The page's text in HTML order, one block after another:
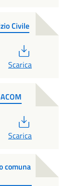
Civile
Scarica
Scarica
comuna